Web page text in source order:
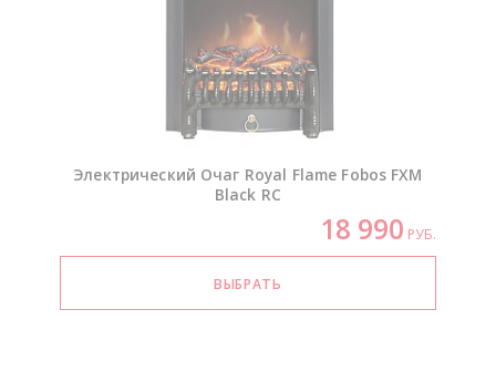
Электрический Очаг Royal Flame Fobos FXM
Black RC
18 990 РУБ.